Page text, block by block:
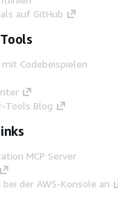
auf GitHub
mit Codebeispielen
Tools Blog
MCP Server
bei der AWS-Konsole an